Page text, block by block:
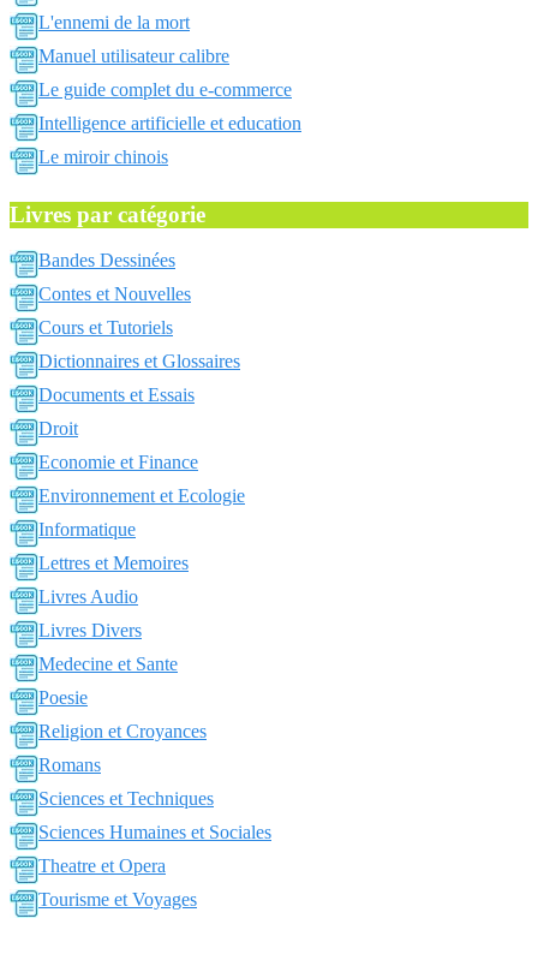
L'ennemi de la mort
Manuel utilisateur calibre
Le guide complet du e-commerce
Intelligence artificielle et education
Le miroir chinois
Livres par catégorie
Bandes Dessinées
Contes et Nouvelles
Cours et Tutoriels
Dictionnaires et Glossaires
Documents et Essais
Droit
Economie et Finance
Environnement et Ecologie
Informatique
Lettres et Memoires
Livres Audio
Livres Divers
Medecine et Sante
Poesie
Religion et Croyances
Romans
Sciences et Techniques
Sciences Humaines et Sociales
Theatre et Opera
Tourisme et Voyages